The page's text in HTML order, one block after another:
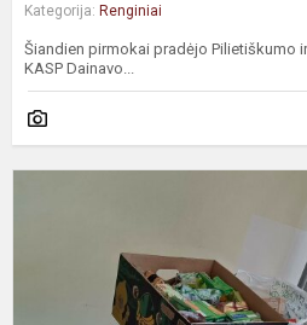
Kategorija: Renginiai
Šiandien pirmokai pradėjo Pilietiškumo
KASP Dainavo...